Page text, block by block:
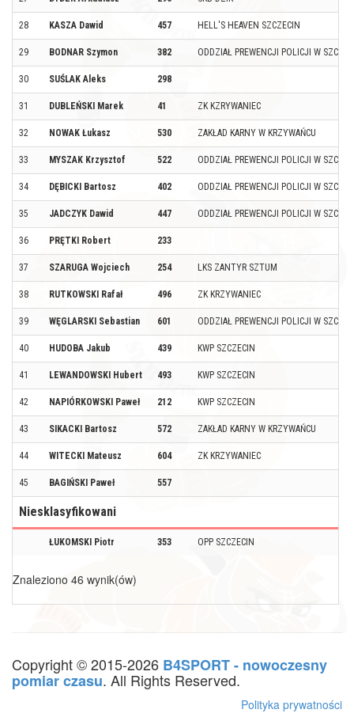
28 KASZA Dawid 457 HELL'S HEAVEN SZCZECIN
29 BODNAR Szymon 382 ODDZIAŁ PREWENCJI POLICJI W
30 SUŚLAK Aleks 298
31 DUBLEŃSKI Marek 41 ZK KZRYWANIEC
32 NOWAK Łukasz 530 ZAKŁAD KARNY W KRZYWAŃCU
33 MYSZAK Krzysztof 522 ODDZIAŁ PREWENCJI POLICJI W
34 DĘBICKI Bartosz 402 ODDZIAŁ PREWENCJI POLICJI W
35 JADCZYK Dawid 447 ODDZIAŁ PREWENCJI POLICJI W
36 PRĘTKI Robert 233
37 SZARUGA Wojciech 254 LKS ZANTYR SZTUM
38 RUTKOWSKI Rafał 496 ZK KRZYWANIEC
39 WĘGLARSKI Sebastian 601 ODDZIAŁ PREWENCJI POLICJI W
40 HUDOBA Jakub 439 KWP SZCZECIN
41 LEWANDOWSKI Hubert 493 KWP SZCZECIN
42 NAPIÓRKOWSKI Paweł 212 KWP SZCZECIN
43 SIKACKI Bartosz 572 ZAKŁAD KARNY W KRZYWAŃCU
44 WITECKI Mateusz 604 ZK KRZYWANIEC
45 BAGIŃSKI Paweł 557
Niesklasyfikowani
ŁUKOMSKI Piotr 353 OPP SZCZECIN
Znaleziono 46 wynik(ów)
Copyright © 2015-2026 B4SPORT - nowoczesny
pomiar czasu. All Rights Reserved.
Polityka prywatności